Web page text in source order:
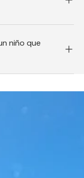
niño que